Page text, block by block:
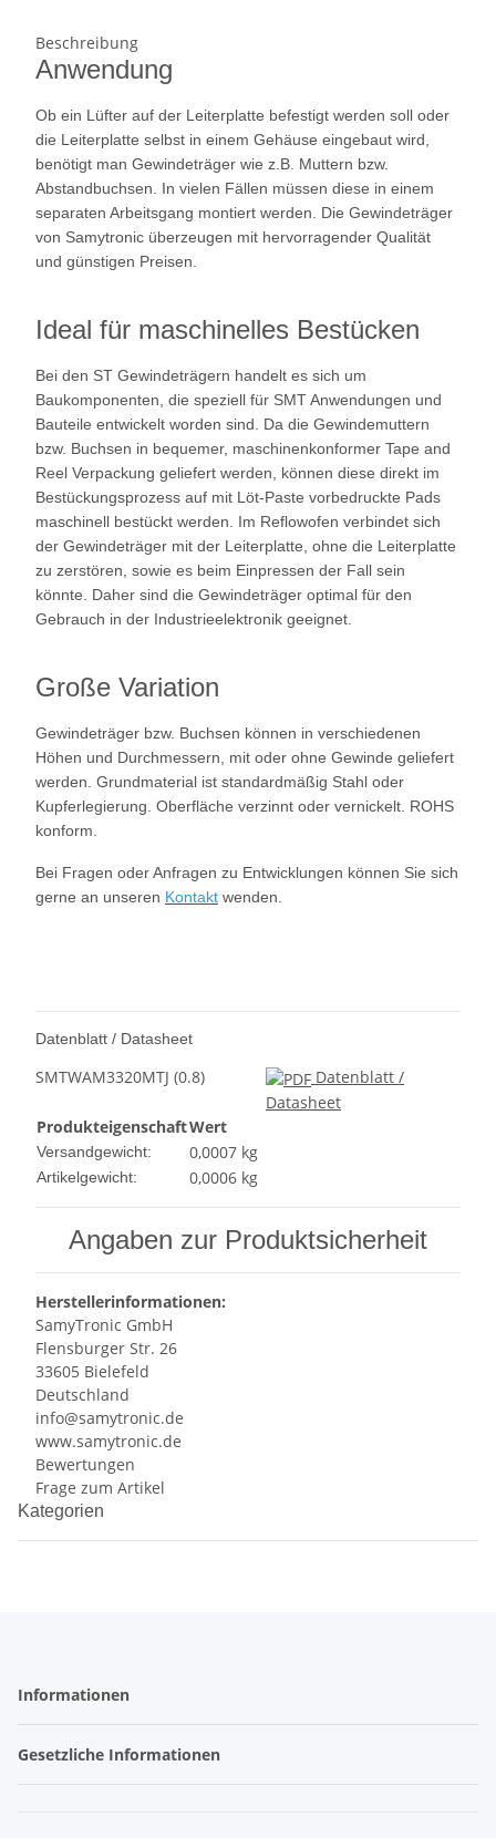
Beschreibung
Anwendung
Ob ein Lüfter auf der Leiterplatte befestigt werden soll oder
die Leiterplatte selbst in einem Gehäuse eingebaut wird,
benötigt man Gewindeträger wie z.B. Muttern bzw.
Abstandbuchsen. In vielen Fällen müssen diese in einem
separaten Arbeitsgang montiert werden. Die Gewindeträger
von Samytronic überzeugen mit hervorragender Qualität
und günstigen Preisen.
Ideal für maschinelles Bestücken
Bei den ST Gewindeträgern handelt es sich um
Baukomponenten, die speziell für SMT Anwendungen und
Bauteile entwickelt worden sind. Da die Gewindemuttern
bzw. Buchsen in bequemer, maschinenkonformer Tape and
Reel Verpackung geliefert werden, können diese direkt im
Bestückungsprozess auf mit Löt-Paste vorbedruckte Pads
maschinell bestückt werden. Im Reflowofen verbindet sich
der Gewindeträger mit der Leiterplatte, ohne die Leiterplatte
zu zerstören, sowie es beim Einpressen der Fall sein
könnte. Daher sind die Gewindeträger optimal für den
Gebrauch in der Industrieelektronik geeignet.
Große Variation
Gewindeträger bzw. Buchsen können in verschiedenen
Höhen und Durchmessern, mit oder ohne Gewinde geliefert
werden. Grundmaterial ist standardmäßig Stahl oder
Kupferlegierung. Oberfläche verzinnt oder vernickelt. ROHS
konform.
Bei Fragen oder Anfragen zu Entwicklungen können Sie sich
gerne an unseren Kontakt wenden.
Datenblatt / Datasheet
SMTWAM3320MTJ (0.8)
Datenblatt /
Datasheet
ProdukteigenschaftWert
Versandgewicht: 0,0007 kg
Artikelgewicht: 0,0006 kg
Angaben zur Produktsicherheit
Herstellerinformationen:
SamyTronic GmbH
Flensburger Str. 26
33605 Bielefeld
Deutschland
info@samytronic.de
www.samytronic.de
Bewertungen
Frage zum Artikel
Kategorien
Informationen
Gesetzliche Informationen